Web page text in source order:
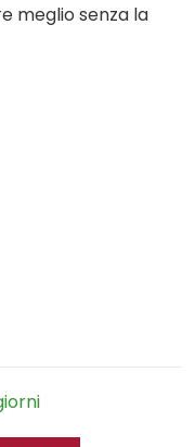
meglio senza la